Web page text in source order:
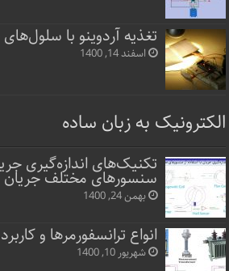
تغذیه آردوینو با
اسفند 14, 1400
الکترونیک به زبان ساده
تکنیک‌های اندازه‌گیری
سنسورهای مختلف جریان
بهمن 24, 1400
انواع ترانسفورمرها و
شهریور 10, 1400